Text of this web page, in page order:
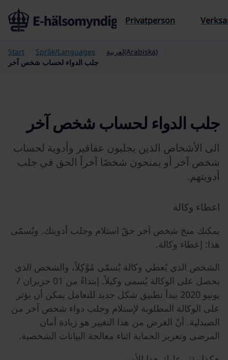
Till sidans innehåll
Privatperson
Start Språk/Languages
لعربية(Arabiska)
جلب الدواء لحساب شخص آخر
جلب الدواء لحساب شخص آخر
الى الأشخاص الذين يجلبون عقاقير وأدوية لحساب
شخص آخر أو يمنحون شخصًا آخراً الحق في جلب
أدويتهم.
اعطاء وكالة
يمكنك منحَ شخص آخر حقّ استلام وجلب أدويتك. ويٌسمّى
هذا: إعطاء وكالة.
الشخص الذي يُعطي وكالة يُسمّى مُوَّكِلاً، والشخص الذي
يحصل على الوكالة يُسمى وكيلاً. إبتداءً من 01 حزيران /
يونيو 2020 يبدأ تطبيق شكل جديد للتعامل يمكن أن يؤثر
على الوكالة المطلوبة لإستلام وجلب دواء شخص آخر من
الصيدلية. أنّ الغرض من هذا التغيير هو زيادة أمان
المرضى وتعزيز الحماية اثناء معالجة البيانات الشخصية.